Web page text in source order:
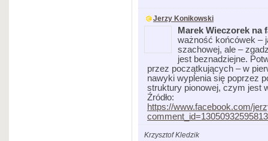
Jerzy Konikowski
Marek Wieczorek na
ważność końcówek –
szachowej, ale –
jest beznadziejne.
przez początkujących – w
nawyki wyplenia się poprzez
struktury pionowej, czym jest
Źródło:
https://www.facebook.com/
Krzysztof Kledzik